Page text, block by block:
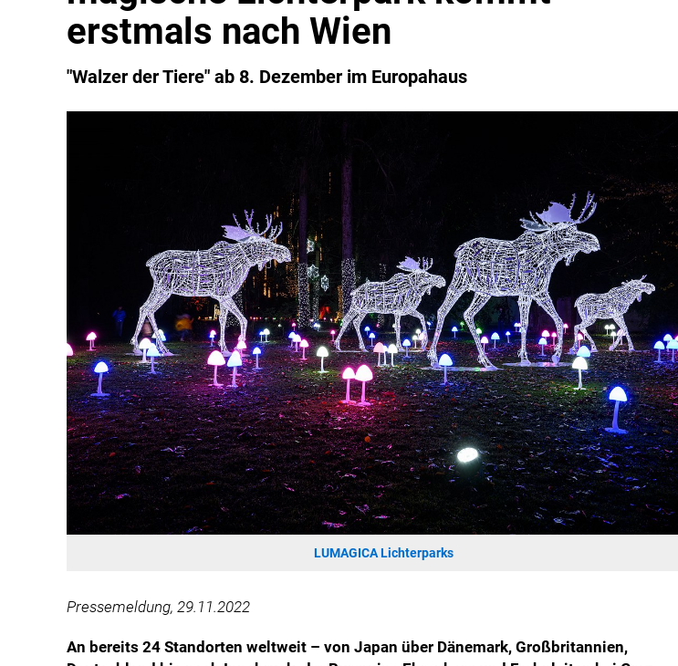
erstmals nach Wien
"Walzer der Tiere" ab 8. Dezember im Europahaus
LUMAGICA Lichterparks
Pressemeldung, 29.11.2022
An bereits 24 Standorten weltweit – von Japan über Dänemark, Großbritannien,